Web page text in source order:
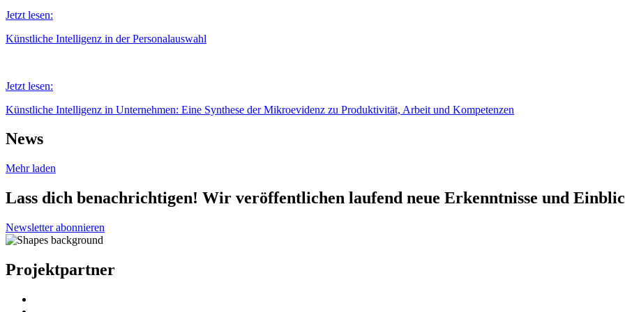
Jetzt lesen:
Künstliche Intelligenz in der Personalauswahl
Jetzt lesen:
Künstliche Intelligenz in Unternehmen: Eine Synthese der Mikroevidenz zu Produktivität, Arbeit und Kompetenzen
News
Mehr laden
Lass dich benachrichtigen! Wir veröffentlichen laufend neue Erkenntnisse und
Newsletter abonnieren
Projektpartner